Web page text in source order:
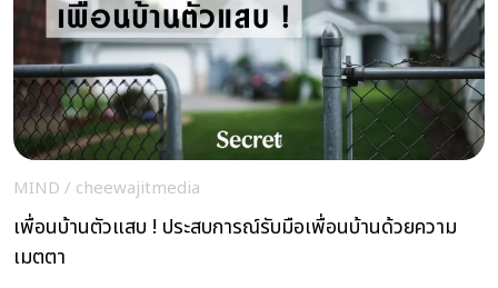
MIND / cheewajitmedia
เพื่อนบ้านตัวแสบ ! ประสบการณ์รับมือเพื่อนบ้านด้วยความ
เมตตา